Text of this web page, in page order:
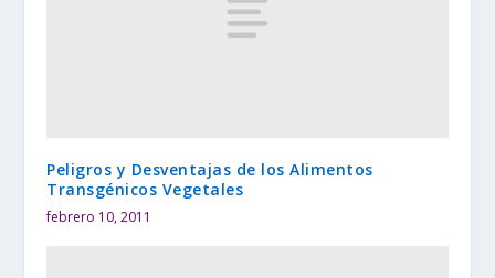
Peligros y Desventajas de los Alimentos
Transgénicos Vegetales
febrero 10, 2011